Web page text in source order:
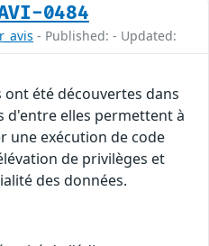
0484
- Published: - Updated:
été découvertes dans
d'entre elles permettent à
une exécution de code
de privilèges et
des données.